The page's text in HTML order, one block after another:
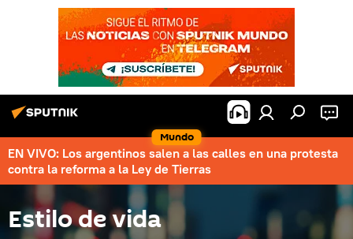
Mundo
EN VIVO: Los argentinos salen a las calles en una protesta
contra la reforma a la Ley de Tierras
Estilo de vida